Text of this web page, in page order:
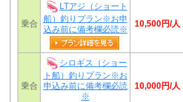
乗合
LTアジ（ショート
船）釣りプラン※お申
込み前に備考欄必読※
10,500円/人
乗合
シロギス（ショー
ト船）釣りプラン※お
申込み前に備考欄必読
※
10,000円/人